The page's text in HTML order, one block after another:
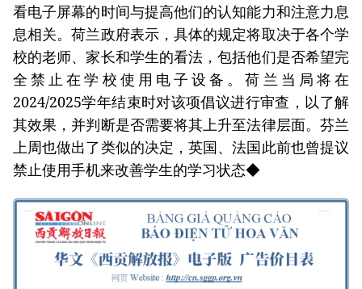
看电子屏幕的时间与提高他们的认知能力和注意力息
息相关。荷兰政府表示，具体的规定将取决于各个学
校的老师、家长和学生的看法，包括他们是否希望完
全禁止在学校使用电子设备。荷兰当局将在
2024/2025学年结束时对该项倡议进行审查，以了解
其效果，并判断是否需要将其上升至法律层面。芬兰
上周也做出了类似的决定，英国、法国此前也曾提议
禁止使用手机来改善学生的学习状态◆